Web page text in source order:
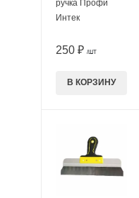
ручка Профи
Интек
250 ₽ /ШТ
В КОРЗИНУ